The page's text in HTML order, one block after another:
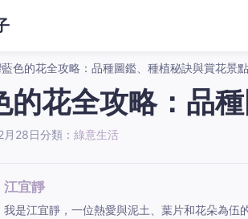
色的花全攻略：品種圖鑑、種植秘訣與賞花景點
的花全攻略：品
月28日分類： 綠意生活
江宜靜
我是江宜靜，一位熱愛與泥土、葉片和花朵為